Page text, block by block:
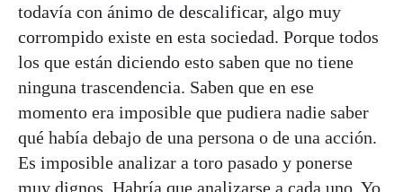
todavía con ánimo de descalificar, algo muy
corrompido existe en esta sociedad. Porque todos
los que están diciendo esto saben que no tiene
ninguna trascendencia. Saben que en ese
momento era imposible que pudiera nadie saber
qué había debajo de una persona o de una acción.
Es imposible analizar a toro pasado y ponerse
muy dignos. Habría que analizarse a cada uno. Yo